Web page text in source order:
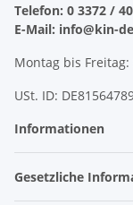
Telefon: 0 3372 /
E-Mail: info@kin-
Montag bis Freitag:
USt. ID:
Informationen
Gesetzliche